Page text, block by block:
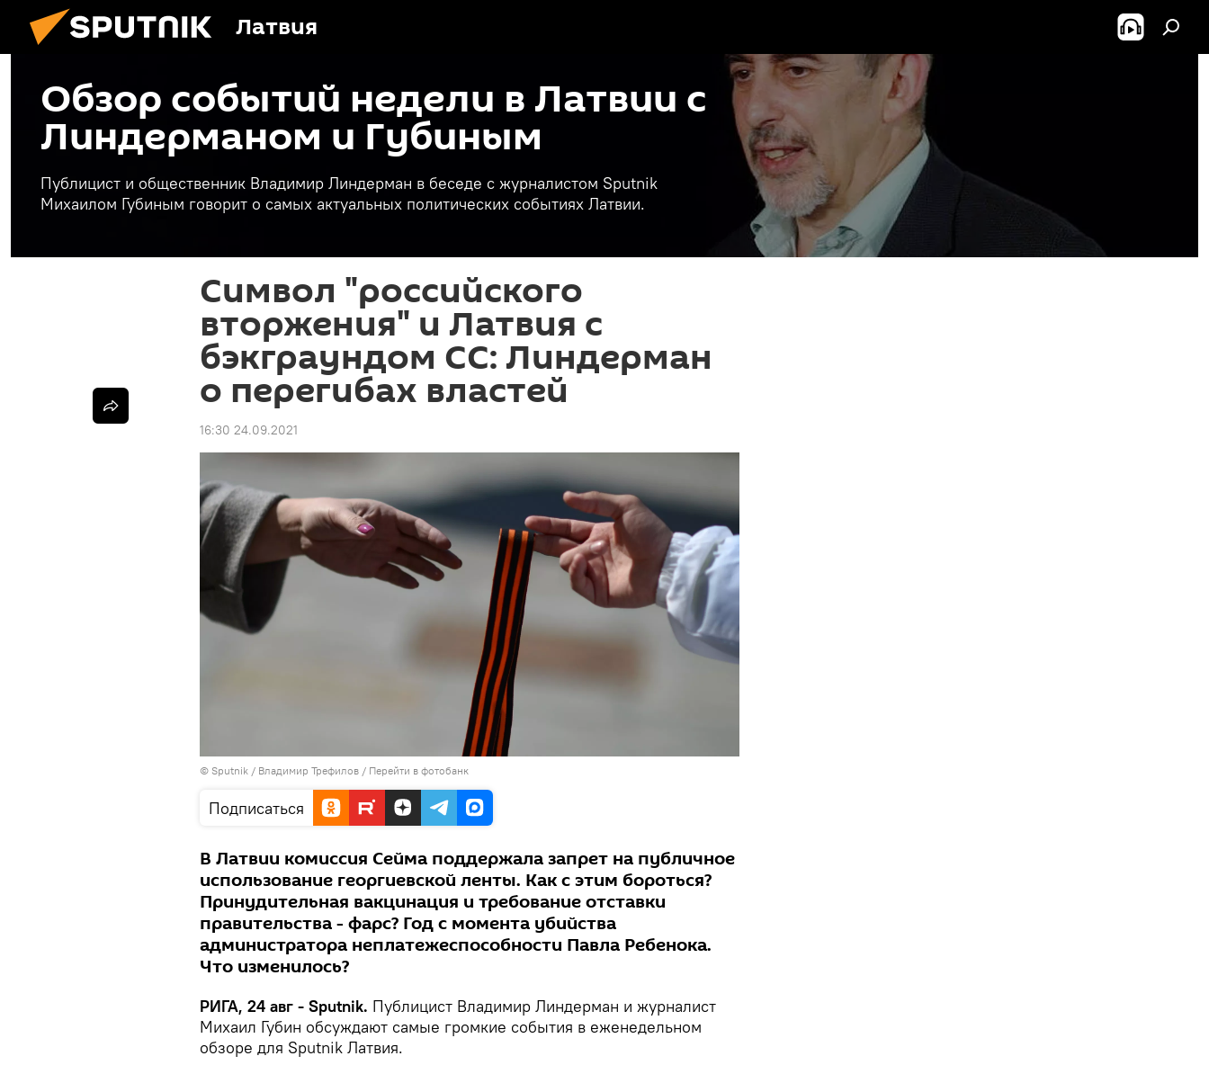
Латвия
Обзор событий недели в Латвии с
Линдерманом и Губиным
Публицист и общественник Владимир Линдерман в беседе с журналистом Sputnik
Михаилом Губиным говорит о самых актуальных политических событиях Латвии.
Символ "российского
вторжения" и Латвия с
бэкграундом СС: Линдерман
о перегибах властей
16:30 24.09.2021
© Sputnik / Владимир Трефилов / Перейти в фотобанк
Подписаться
В Латвии комиссия Сейма поддержала запрет на публичное
использование георгиевской ленты. Как с этим бороться?
Принудительная вакцинация и требование отставки
правительства - фарс? Год с момента убийства
администратора неплатежеспособности Павла Ребенока.
Что изменилось?
РИГА, 24 авг - Sputnik. Публицист Владимир Линдерман и журналист
Михаил Губин обсуждают самые громкие события в еженедельном
обзоре для Sputnik Латвия.